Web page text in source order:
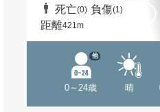
死亡(0) 負傷(1)
距離421m
0～24歳
他
晴